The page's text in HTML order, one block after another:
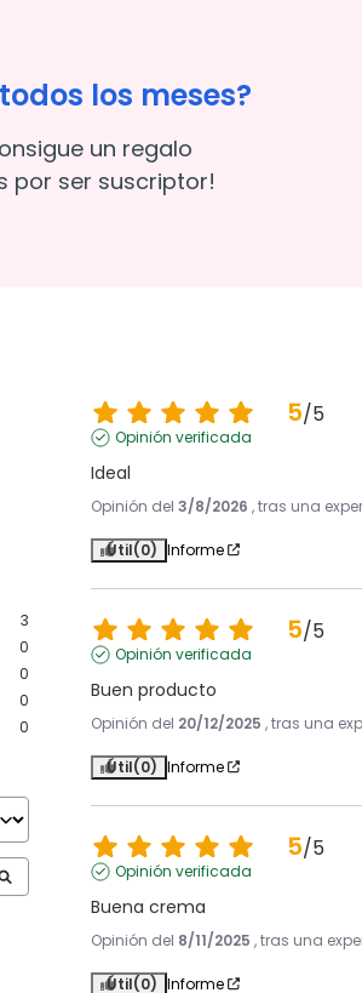
todos los meses?
un regalo
por ser suscriptor!
3
0
0
0
0
5/5
Opinión verificada
Ideal
Opinión del3/8/2026 , tras una
Útil(0) Informe
5/5
Opinión verificada
Buen producto
Opinión del 20/12/2025 , tras una
Útil(0) Informe
5/5
Opinión verificada
Buena crema
Opinión del 8/11/2025 , tras una
Útil(0) Informe